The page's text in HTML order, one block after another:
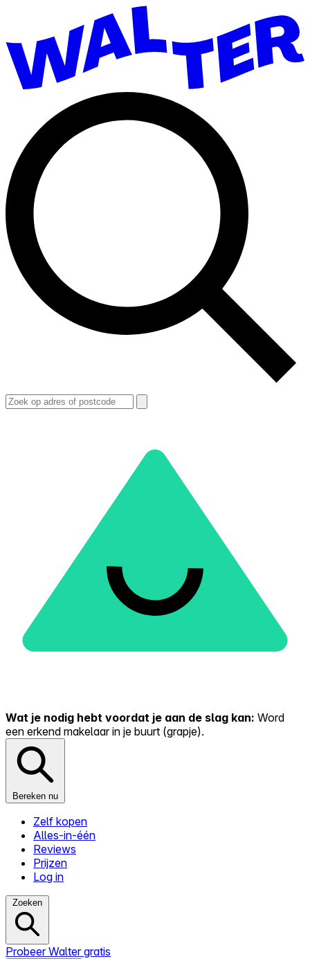
Wat je nodig hebt voordat je aan de slag kan: Word
een erkend makelaar in je buurt (grapje).
Bereken nu
Zelf kopen
Alles-in-één
Reviews
Prijzen
Log in
Zoeken
Probeer Walter gratis